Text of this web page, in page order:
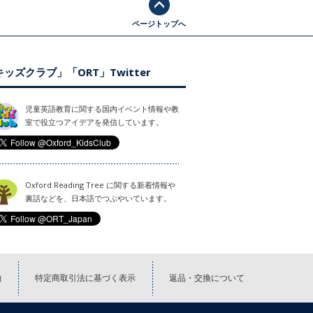
ページトップへ
ッズクラブ」「ORT」Twitter
児童英語教育に関する国内イベント情報や教
室で役立つアイデアを発信しています。
Oxford Reading Tree に関する新着情報や
裏話などを、日本語でつぶやいています。
特定商取引法に基づく表示 返品・交換について